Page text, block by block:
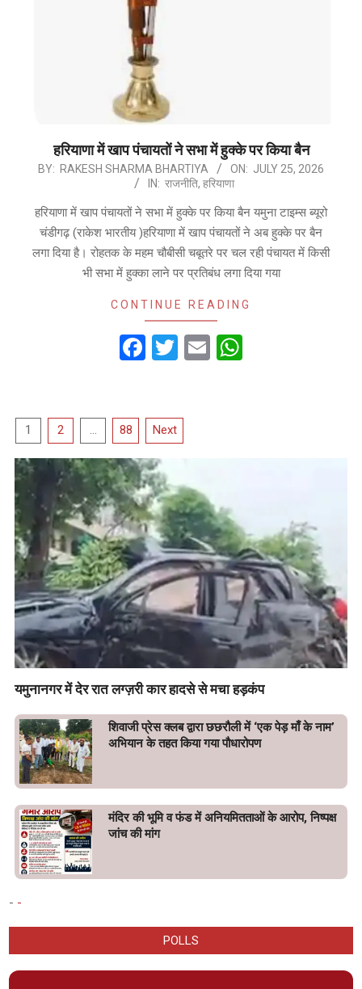
हरियाणा में खाप पंचायतों ने सभा में हुक्के पर किया बैन
2026-
25
BY: RAKESH SHARMA BHARTIYA ON: JULY 25, 2026
IN: राजनीति, हरियाणा
हरियाणा में खाप पंचायतों ने सभा में हुक्के पर किया बैन यमुना टाइम्स ब्यूरो
चंडीगढ़ (राकेश भारतीय )हरियाणा में खाप पंचायतों ने अब हुक्के पर बैन
लगा दिया है। रोहतक के महम चौबीसी चबूतरे पर चल रही पंचायत में किसी
भी सभा में हुक्का लाने पर प्रतिबंध लगा दिया गया
CONTINUE READING
Facebook
Twitter
Email
Posts
navigation
1 2 … 88 Next
यमुनानगर में देर रात लग्ज़री कार हादसे से मचा हड़कंप
शिवाजी प्रेस क्लब द्वारा छछरौली में ‘एक पेड़ माँ के नाम’
अभियान के तहत किया गया पौधारोपण
मंदिर की भूमि व फंड में अनियमितताओं के आरोप, निष्पक्ष
जांच की मांग
- -
POLLS